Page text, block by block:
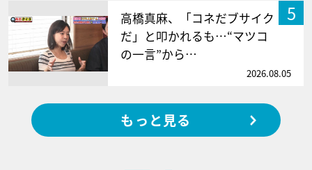
5
高橋真麻、「コネだブサイク
だ」と叩かれるも…“マツコ
の一言”から…
2026.08.05
もっと見る